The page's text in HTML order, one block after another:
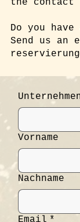
Vorname
Nachname
Email *
the contact
Do you
Send us an